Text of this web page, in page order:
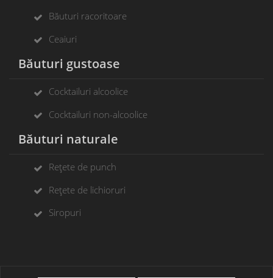
Băuturi racoritoare
Ceaiuri
Băuturi gustoase
Cocktailuri alcoolice
Cocktailuri non-alcoolice
Băuturi naturale
Rețete de punch
Rețete de lichioruri
Siropuri